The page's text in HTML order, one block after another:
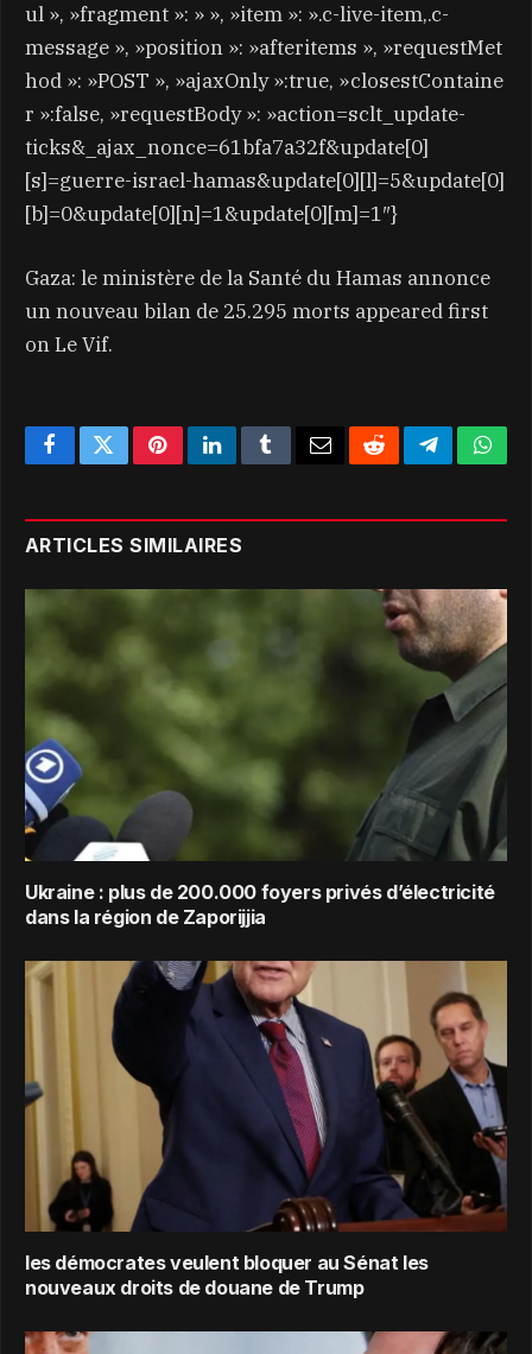
ul », »fragment »: » », »item »: ».c-live-item,.c-
message », »position »: »afteritems », »requestMet
hod »: »POST », »ajaxOnly »:true, »closestContaine
r »:false, »requestBody »: »action=sclt_update-
ticks&_ajax_nonce=61bfa7a32f&update[0]
[s]=guerre-israel-hamas&update[0][l]=5&update[0]
[b]=0&update[0][n]=1&update[0][m]=1″}
Gaza: le ministère de la Santé du Hamas annonce
un nouveau bilan de 25.295 morts appeared first
on Le Vif.
FacebookTwitterPinterestLinkedInTumblr EmailRedditTelegram
ARTICLES SIMILAIRES
Ukraine : plus de 200.000 foyers privés d’électricité
dans la région de Zaporijjia
les démocrates veulent bloquer au Sénat les
nouveaux droits de douane de Trump